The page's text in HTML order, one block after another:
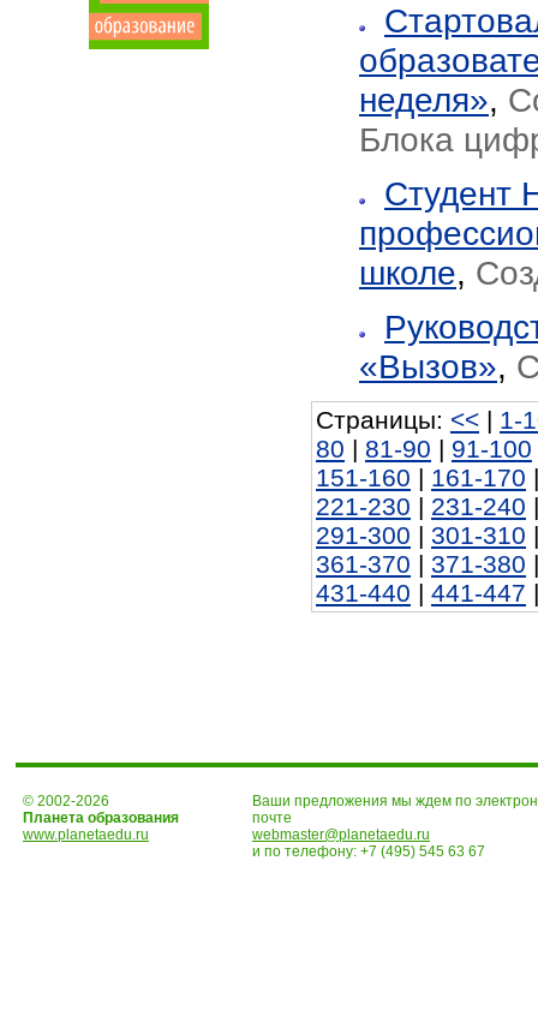
неделя»,
Блока
Студент
школе,
«Вызов»,
Страницы: << | 1-
80 | 81-90 | 91-100
151-160 | 161-170 |
221-230 | 231-240 |
291-300 | 301-310 |
361-370 | 371-380 |
431-440 | 441-447 |
© 2002-2026
Планета образования
www.planetaedu.ru
Ваши предложения мы ждем по
почте
webmaster@planetaedu.ru
и по телефону: +7 (495) 545 63 67